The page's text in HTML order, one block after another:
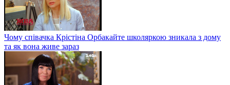
Чому співачка Крістіна Орбакайте школяркою зникала з дому
та як вона живе зараз